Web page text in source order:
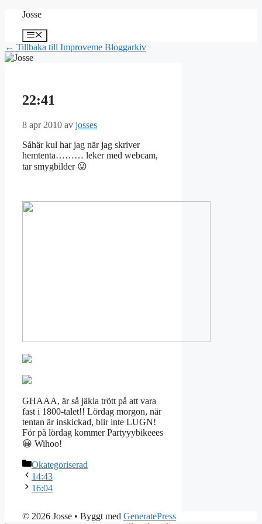
Hoppa
innehåll
Josse
Meny
← Tillbaka till Improveme Bloggarkiv
22:41
8 apr 2010 av josses
Såhär kul har jag när jag skriver
hemtenta……… leker med webcam,
tar smygbilder 😛
GHAAA, är så jäkla trött på att vara
fast i 1800-talet!! Lördag morgon, när
tentan är inskickad, blir inte LUGN!
För på lördag kommer Partyyybikeees
😀 Wihoo!
Kategorier
Okategoriserad
14:43
16:04
© 2026 Josse • Byggt med GeneratePress